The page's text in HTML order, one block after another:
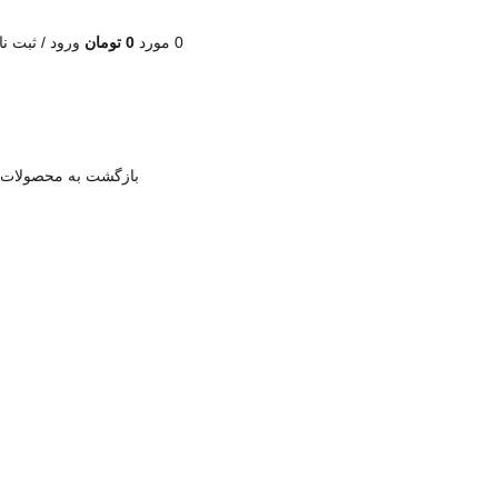
0 مورد 0 تومان ورود / ثبت
بازگشت به محصولات